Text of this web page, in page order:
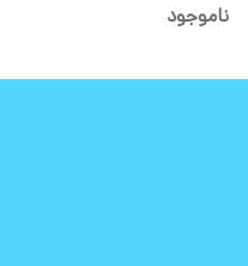
ناموجود